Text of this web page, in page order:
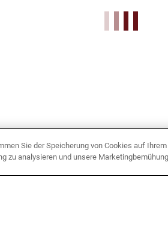
Sie der Speicherung von Cookies auf
zu analysieren und unsere